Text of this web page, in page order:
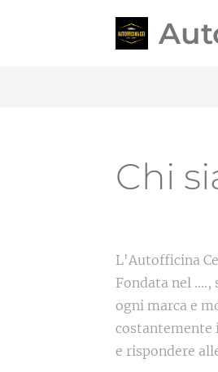
Chi
L'Autofficina
Fondata nel
ogni marca e
costantemente
e rispondere